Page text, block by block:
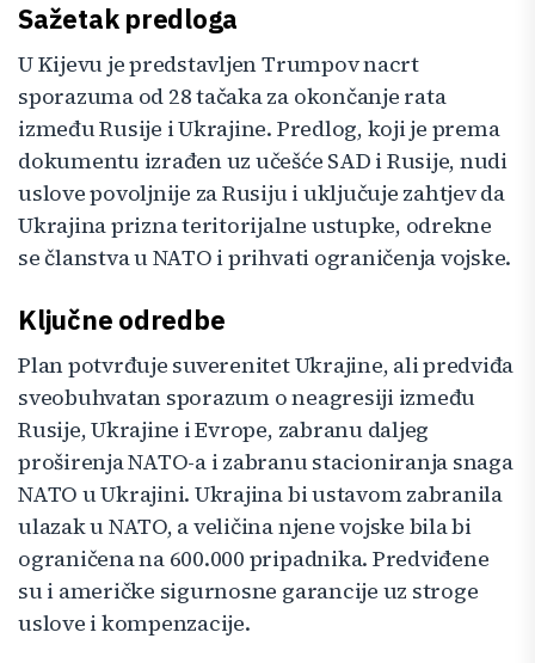
Sažetak predloga
U Kijevu je predstavljen Trumpov nacrt
sporazuma od 28 tačaka za okončanje rata
između Rusije i Ukrajine. Predlog, koji je prema
dokumentu izrađen uz učešće SAD i Rusije, nudi
uslove povoljnije za Rusiju i uključuje zahtjev da
Ukrajina prizna teritorijalne ustupke, odrekne
se članstva u NATO i prihvati ograničenja vojske.
Ključne odredbe
Plan potvrđuje suverenitet Ukrajine, ali predviđa
sveobuhvatan sporazum o neagresiji između
Rusije, Ukrajine i Evrope, zabranu daljeg
proširenja NATO-a i zabranu stacioniranja snaga
NATO u Ukrajini. Ukrajina bi ustavom zabranila
ulazak u NATO, a veličina njene vojske bila bi
ograničena na 600.000 pripadnika. Predviđene
su i američke sigurnosne garancije uz stroge
uslove i kompenzacije.